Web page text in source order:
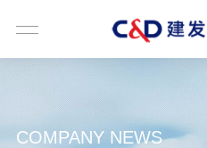
COMPANY NEWS